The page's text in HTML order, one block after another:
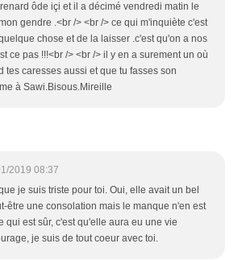
ôde içi et il a décimé vendredi matin le
gendre .<br /> <br /> ce qui m'inquiète c'est
chose et de la laisser .c'est qu'on a nos
ce pas !!!<br /> <br /> il y en a surement un où
tes caresses aussi et que tu fasses son
à Sawi.Bisous.Mireille
2019 08:37
je suis triste pour toi. Oui, elle avait un bel
être une consolation mais le manque n'en est
qui est sûr, c'est qu'elle aura eu une vie
je suis de tout coeur avec toi.